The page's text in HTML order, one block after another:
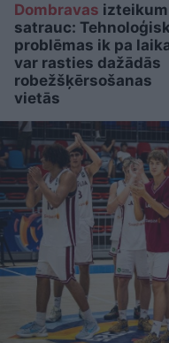
Dombravas
satrauc:
problēmas ik pa
var rasties dažādās
robežšķērsošanas
vietās